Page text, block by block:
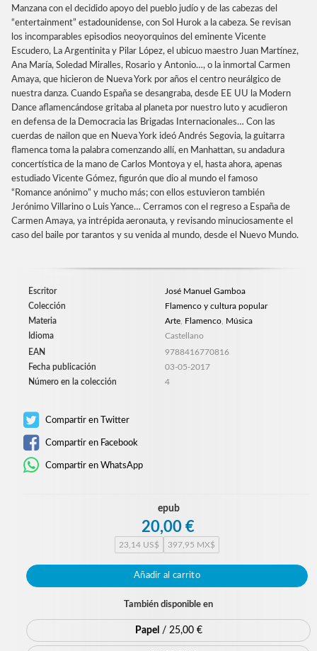
Manzana con el decidido apoyo del pueblo judío y de las cabezas del
“entertainment” estadounidense, con Sol Hurok a la cabeza. Se revisan
los incomparables episodios neoyorquinos del eminente Vicente
Escudero, La Argentinita y Pilar López, el ubicuo maestro Juan Martínez,
Ana María, Soledad Miralles, Rosario y Antonio…, o la inmortal Carmen
Amaya, que hicieron de Nueva York por años el centro neurálgico de
nuestra danza. Cuando España se desangraba, desde EE UU la Modern
Dance aflamencándose gritaba al planeta por nuestro luto y acudieron
en defensa de la Democracia las Brigadas Internacionales… Con las
cuerdas de nailon que en Nueva York ideó Andrés Segovia, la guitarra
flamenca toma la palabra comenzando allí, en Manhattan, su andadura
concertística de la mano de Carlos Montoya y el, hasta ahora, apenas
estudiado Vicente Gómez, figurón que dio al mundo el famoso
“Romance anónimo” y mucho más; con ellos estuvieron también
Jerónimo Villarino o Luis Yance… Cerramos con el regreso a España de
Carmen Amaya, ya intrépida aeronauta, y revisando minuciosamente el
caso del baile por tarantos y su venida al mundo, desde el Nuevo Mundo.
Escritor
José Manuel Gamboa
Colección
Flamenco y cultura popular
Materia
Arte Flamenco Música
Idioma
Castellano
EAN
9788416770816
Fecha publicación
03-05-2017
Número en la colección
4
Compartir en Twitter
Compartir en Facebook
Compartir en WhatsApp
epub
20,00 €
23,14 US$ 397,95 MX$
Añadir al carrito
También disponible en
Papel / 25,00 €